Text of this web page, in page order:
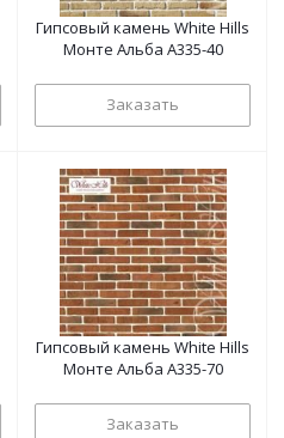
Гипсовый камень White Hills
Монте Альба А335-40
Заказать
Гипсовый камень White Hills
Монте Альба А335-70
Заказать